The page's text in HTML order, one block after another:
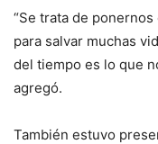
“Se trata de
para salvar muchas
del tiempo es lo que
agregó.
También estuvo